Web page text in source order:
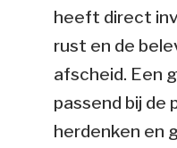
heeft direct
rust en de
afscheid. Een
passend bij de
herdenken en